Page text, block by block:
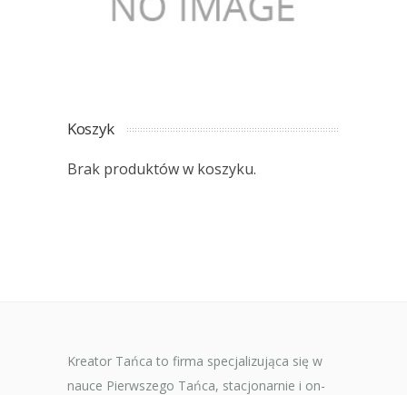
Koszyk
Brak produktów w koszyku.
Kreator Tańca to firma specjalizująca się w
nauce Pierwszego Tańca, stacjonarnie i on-